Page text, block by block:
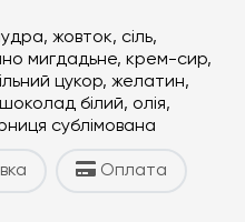
жовток, сіль,
мигдадьне, крем-сир,
цукор, желатин,
білий, олія,
сублімована
Оплата